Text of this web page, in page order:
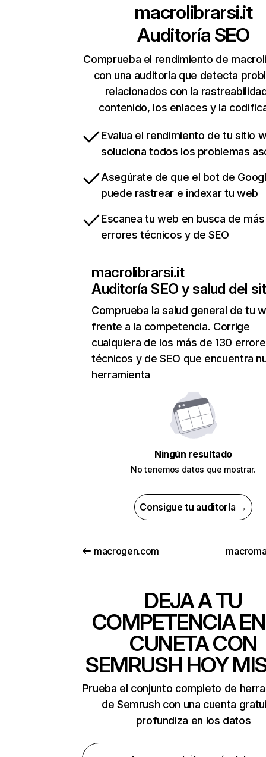
macrolibrarsi.it
Auditoría SEO
Comprueba el rendimiento de
con una auditoría que detecta
relacionados con la
contenido, los enlaces y la
Evalua el rendimiento de tu sitio
soluciona todos los problemas
Asegúrate de que el bot de
puede rastrear e indexar tu web
Escanea tu web en busca de
errores técnicos y de SEO
macrolibrarsi.it
Auditoría SEO y salud del
Comprueba la salud general de tu
frente a la competencia. Corrige
cualquiera de los más de 130
técnicos y de SEO que encuentra
herramienta
Ningún resultado
No tenemos datos que mostrar.
Consigue tu auditoría →
macrogen.com
DEJA A TU
COMPETENCIA
CUNETA CON
SEMRUSH HOY
Prueba el conjunto completo de
de Semrush con una cuenta
profundiza en los datos